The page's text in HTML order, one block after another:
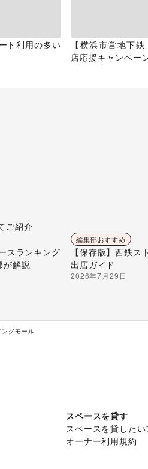
ト利用の多い
【横浜市営地下
店応援キャンペー
ご紹介
スランキング
が解説
編集部おすすめ
【保存版】西鉄ス
出店ガイド
2026年7月29日
グモール
スペースを貸す
スペースを貸したい
オーナー利用規約